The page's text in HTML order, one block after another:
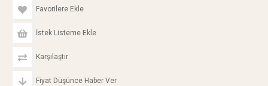
Favorilere Ekle
İstek Listeme Ekle
Karşılaştır
Fiyat Düşünce Haber Ver